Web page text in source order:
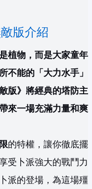
版介紹
植物，而是大家童年
能的「大力水手」
版》將經典的塔防主
來一場充滿力量和爽
的特權，讓你徹底擺
受卜派強大的戰鬥力
派的登場，為這場殭